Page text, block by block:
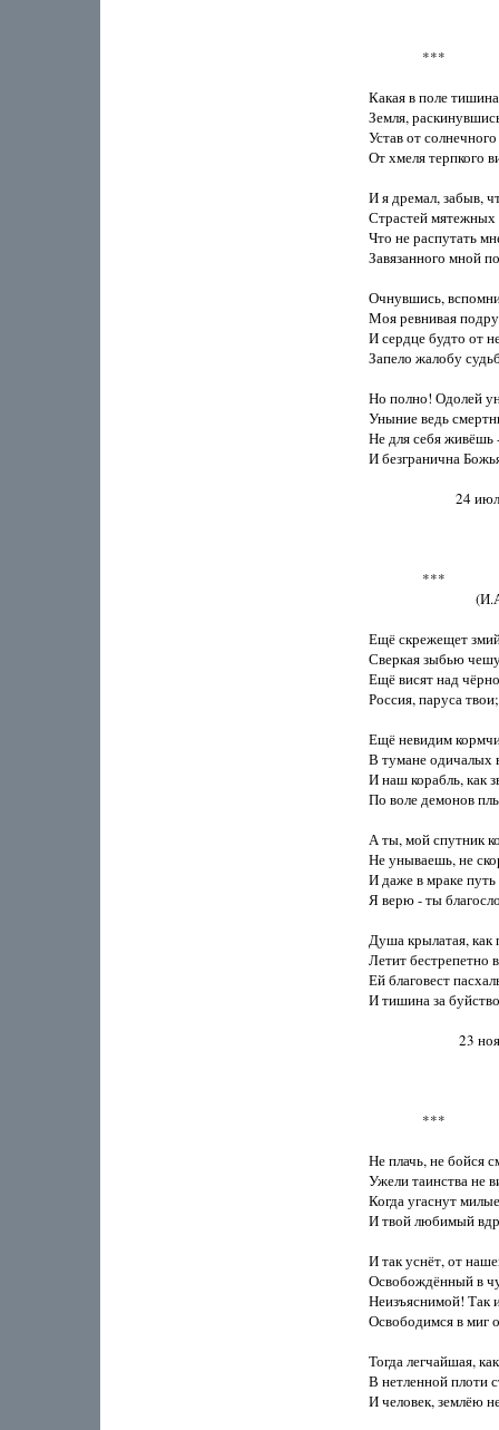
                ***
Какая в поле
Земля,
Устав от солнечного
От хмеля терпкого
И я дремал, забыв,
Страстей
Что не распутать
Завязанного мной
Очнувшись,
Моя ревнивая
И сердце будто от
Запело жалобу
Но полно! Одолей
Уныние ведь
Не для себя живёшь
И безгранична
                ***
Ещё скрежещет
Сверкая зыбью
Ещё висят над
Россия, паруса твои;
Ещё невидим
В тумане одичалых
И наш корабль, как
По воле демонов
А ты, мой спутник
Не унываешь, не
И даже в мраке
Я верю - ты
Душа крылатая, как
Летит бестрепетно
Ей благовест
И тишина за
                ***
Не плачь, не бойся
Ужели таинства не
Когда угаснут
И твой любимый
И так уснёт, от
Освобождённый в
Неизъяснимой! Так
Освободимся в миг
Тогда легчайшая,
В нетленной плоти
И человек, землёю